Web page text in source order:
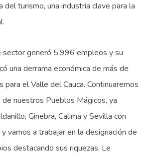
del turismo, una industria clave para la
generó 5.996 empleos y su
una derrama económica de más de
el Valle del Cauca. Continuaremos
de nuestros Pueblos Mágicos, ya
Ginebra, Calima y Sevilla con
vamos a trabajar en la designación de
destacando sus riquezas. Le